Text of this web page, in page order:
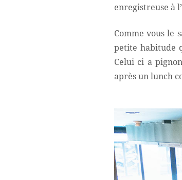
enregistreuse à
Comme vous le
petite habitude
Celui ci a
après un lunch